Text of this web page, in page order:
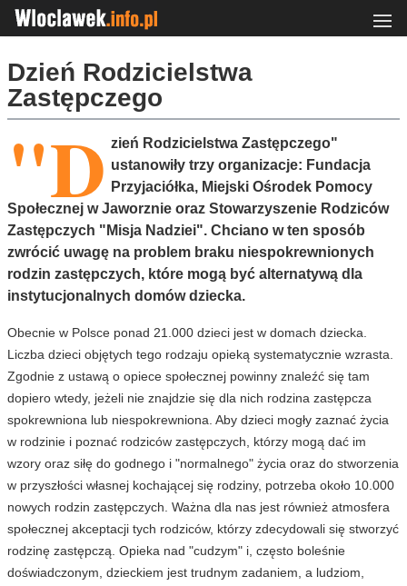
Dzień Rodzicielstwa
Zastępczego
"D zień Rodzicielstwa Zastępczego"
ustanowiły trzy organizacje: Fundacja
Przyjaciółka, Miejski Ośrodek Pomocy
Społecznej w Jaworznie oraz Stowarzyszenie Rodziców
Zastępczych "Misja Nadziei". Chciano w ten sposób
zwrócić uwagę na problem braku niespokrewnionych
rodzin zastępczych, które mogą być alternatywą dla
instytucjonalnych domów dziecka.
Obecnie w Polsce ponad 21.000 dzieci jest w domach dziecka.
Liczba dzieci objętych tego rodzaju opieką systematycznie wzrasta.
Zgodnie z ustawą o opiece społecznej powinny znaleźć się tam
dopiero wtedy, jeżeli nie znajdzie się dla nich rodzina zastępcza
spokrewniona lub niespokrewniona. Aby dzieci mogły zaznać życia
w rodzinie i poznać rodziców zastępczych, którzy mogą dać im
wzory oraz siłę do godnego i "normalnego" życia oraz do stworzenia
w przyszłości własnej kochającej się rodziny, potrzeba około 10.000
nowych rodzin zastępczych. Ważna dla nas jest również atmosfera
społecznej akceptacji tych rodziców, którzy zdecydowali się stworzyć
rodzinę zastępczą. Opieka nad "cudzym" i, często boleśnie
doświadczonym, dzieckiem jest trudnym zadaniem, a ludziom,